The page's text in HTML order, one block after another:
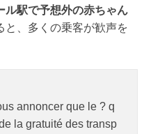
ル駅で予想外の赤ちゃん
と、多くの乗客が歓声を
annoncer que le ? q
la gratuité des transp